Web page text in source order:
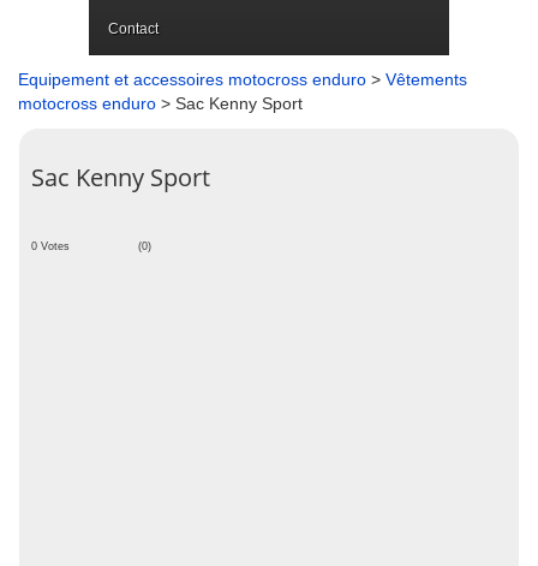
Contact
Equipement et accessoires motocross enduro > Vêtements
motocross enduro > Sac Kenny Sport
Sac Kenny Sport
0 Votes (0)